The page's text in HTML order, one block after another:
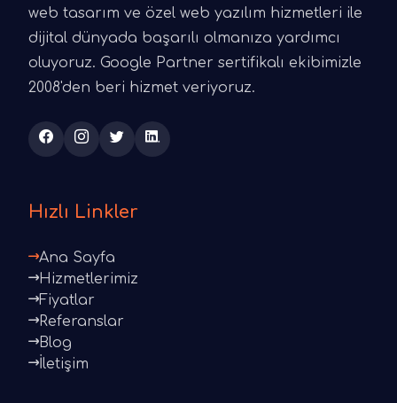
web tasarım ve özel web yazılım hizmetleri ile
dijital dünyada başarılı olmanıza yardımcı
oluyoruz. Google Partner sertifikalı ekibimizle
2008'den beri hizmet veriyoruz.
Hızlı Linkler
Ana Sayfa
Hizmetlerimiz
Fiyatlar
Referanslar
Blog
İletişim